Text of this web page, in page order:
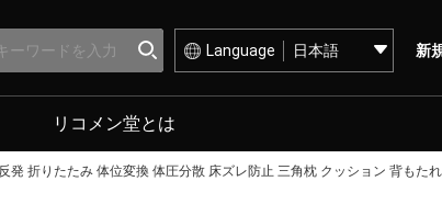
Language 新
リコメン堂とは
発 折りたたみ 体位変換 体圧分散 床ズレ防止 三角枕 クッション 背も